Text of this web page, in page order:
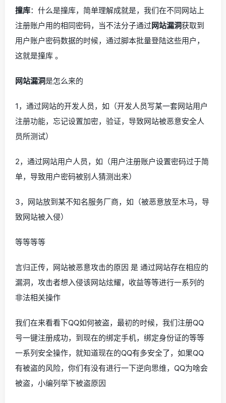
撞库：什么是撞库，简单理解成就是，我们在不同网站上
注册账户用的相同密码，当不法分子通过网站漏洞获取到
用户账户密码数据的时候，通过脚本批量登陆这些用户，
这就是撞库 。
网站漏洞是怎么来的
1，通过网站的开发人员，如（开发人员写某一套网站用户
注册功能，忘记设置加密，验证，导致网站被恶意安全人
员所测试）
2，通过网站用户人员，如（用户注册账户设置密码过于简
单，导致用户密码被别人猜测出来）
3，网站放到某不知名服务厂商，如（被恶意放至木马，导
致网站被入侵）
等等等等
言归正传，网站被恶意攻击的原因 是 通过网站存在相应的
漏洞，攻击者想入侵该网站炫耀，收益等等进行一系列的
非法相关操作
我们在来看看下QQ如何被盗，最初的时候，我们注册QQ
号一键注册成功，到现在的绑定手机，绑定身份证的等等
一系列安全操作，就知道现在的QQ有多安全了，如果QQ
有被盗的风险，你们有没有进行一下逆向思维，QQ为啥会
被盗，小编列举下被盗原因